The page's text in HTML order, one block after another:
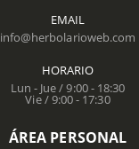
EMAIL
info@herbolarioweb.com
HORARIO
Lun - Jue / 9:00 - 18:30
Vie / 9:00 - 17:30
ÁREA PERSONAL